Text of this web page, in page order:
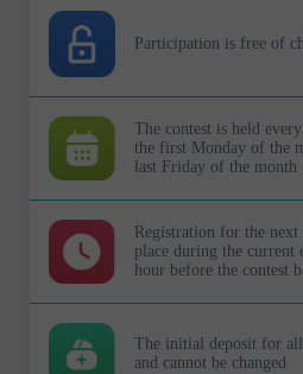
Participation is free of
The contest is held
the first Monday of the
last Friday of the month
Registration for the next
place during the current
hour before the contest
The initial deposit for
and cannot be changed